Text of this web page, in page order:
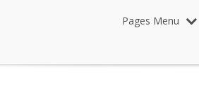
Pages Menu